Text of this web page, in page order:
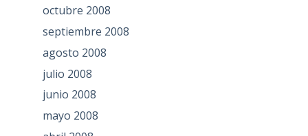
octubre 2008
septiembre 2008
agosto 2008
julio 2008
junio 2008
mayo 2008